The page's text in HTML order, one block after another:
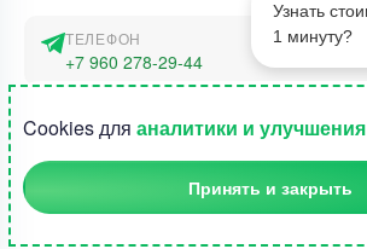
Узнать
1 минуту?
ТЕЛЕФОН
+7 960 278-29-44
г. Москва, наб. Тараса Шевченко 23а
©2015-2026, Студландия -
Cookies для аналитики и
Принять и закрыть